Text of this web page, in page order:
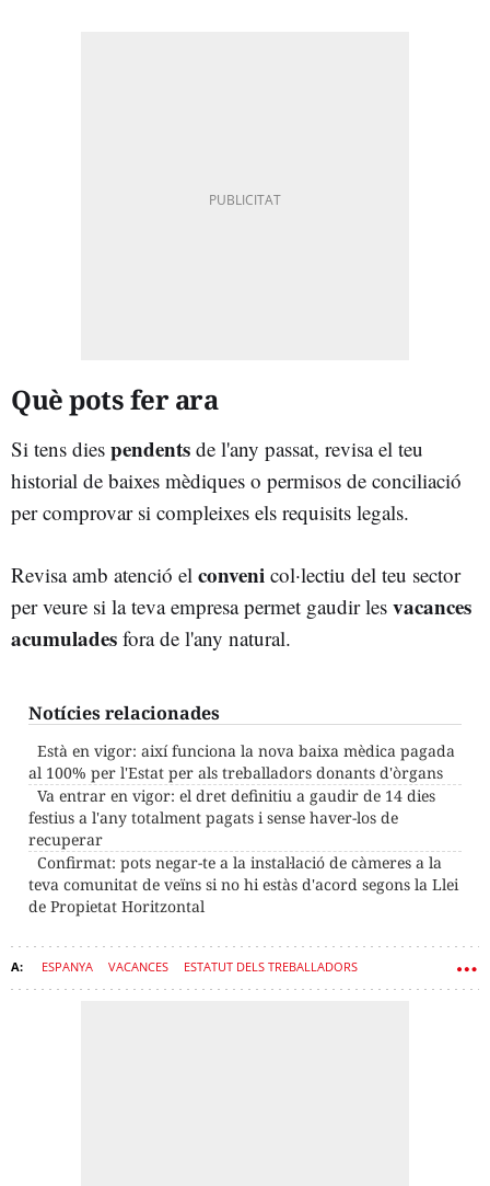
Què pots fer ara
Si tens dies pendents de l'any passat, revisa el teu
historial de baixes mèdiques o permisos de conciliació
per comprovar si compleixes els requisits legals.
Revisa amb atenció el conveni col·lectiu del teu sector
per veure si la teva empresa permet gaudir les vacances
acumulades fora de l'any natural.
Notícies relacionades
Està en vigor: així funciona la nova baixa mèdica pagada
al 100% per l'Estat per als treballadors donants d'òrgans
Va entrar en vigor: el dret definitiu a gaudir de 14 dies
festius a l'any totalment pagats i sense haver-los de
recuperar
Confirmat: pots negar-te a la instal·lació de càmeres a la
teva comunitat de veïns si no hi estàs d'acord segons la Llei
de Propietat Horitzontal
ESPANYA VACANCES ESTATUT DELS TREBALLADORS